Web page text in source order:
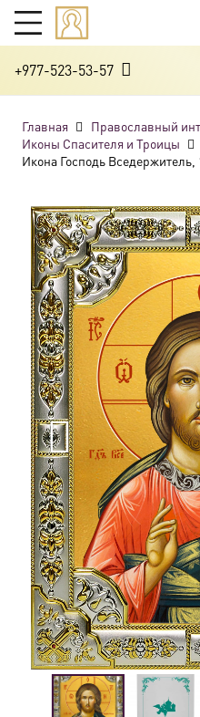
+977-523-53-57
Главная
Православный
Иконы Спасителя и Троицы
Икона Господь Вседержитель,